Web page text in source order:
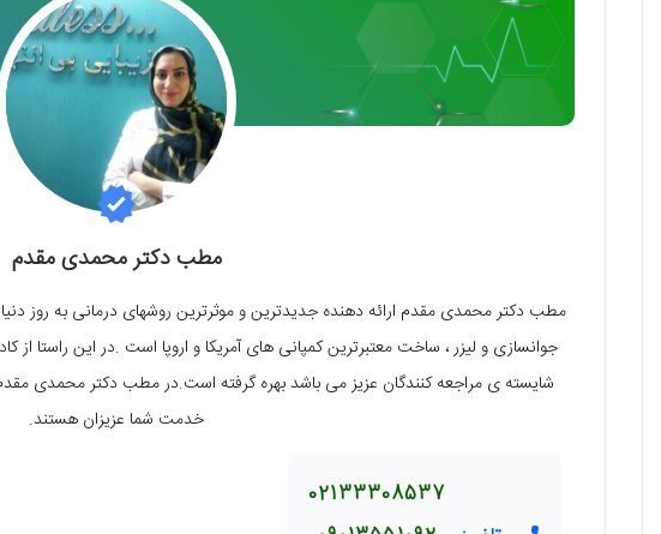
مطب دکتر محمدی مقدم
مطب دکتر محمدی مقدم ارائه دهنده جدیدترین و موثرترین روشهای درمانی به روز
جوانسازی و لیزر ، ساخت معتبرترین کمپانی های آمریکا و اروپا است .در این راستا از
شایسته ی مراجعه کنندگان عزیز می باشد بهره گرفته است.در مطب دکتر محمدی
خدمت شما عزیزان هستند.
02133308537